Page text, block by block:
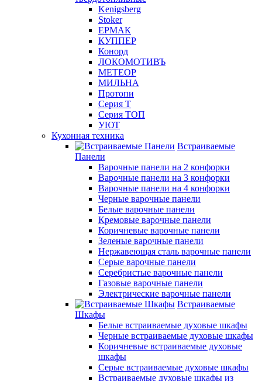
Kenigsberg
Stoker
ЕРМАК
КУППЕР
Конорд
ЛОКОМОТИВЪ
МЕТЕОР
МИЛЬНА
Протопи
Серия Т
Серия ТОП
УЮТ
Кухонная техника
Встраиваемые
Панели
Варочные панели на 2 конфорки
Варочные панели на 3 конфорки
Варочные панели на 4 конфорки
Черные варочные панели
Белые варочные панели
Кремовые варочные панели
Коричневые варочные панели
Зеленые варочные панели
Нержавеющая сталь варочные панели
Серые варочные панели
Серебристые варочные панели
Газовые варочные панели
Электрические варочные панели
Встраиваемые
Шкафы
Белые встраиваемые духовые шкафы
Черные встраиваемые духовые шкафы
Коричневые встраиваемые духовые
шкафы
Серые встраиваемые духовые шкафы
Встраиваемые духовые шкафы из